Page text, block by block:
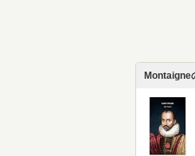
Montaigne